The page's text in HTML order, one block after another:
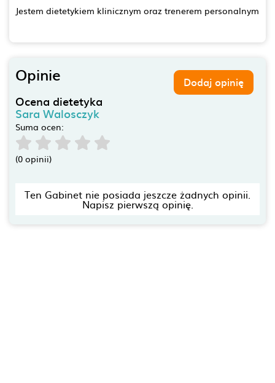
Jestem dietetykiem klinicznym oraz trenerem personalnym
Opinie Dodaj opinię
Ocena dietetyka
Sara Walosczyk
Suma ocen:
(0 opinii)
Ten Gabinet nie posiada jeszcze żadnych opinii.
Napisz pierwszą opinię.